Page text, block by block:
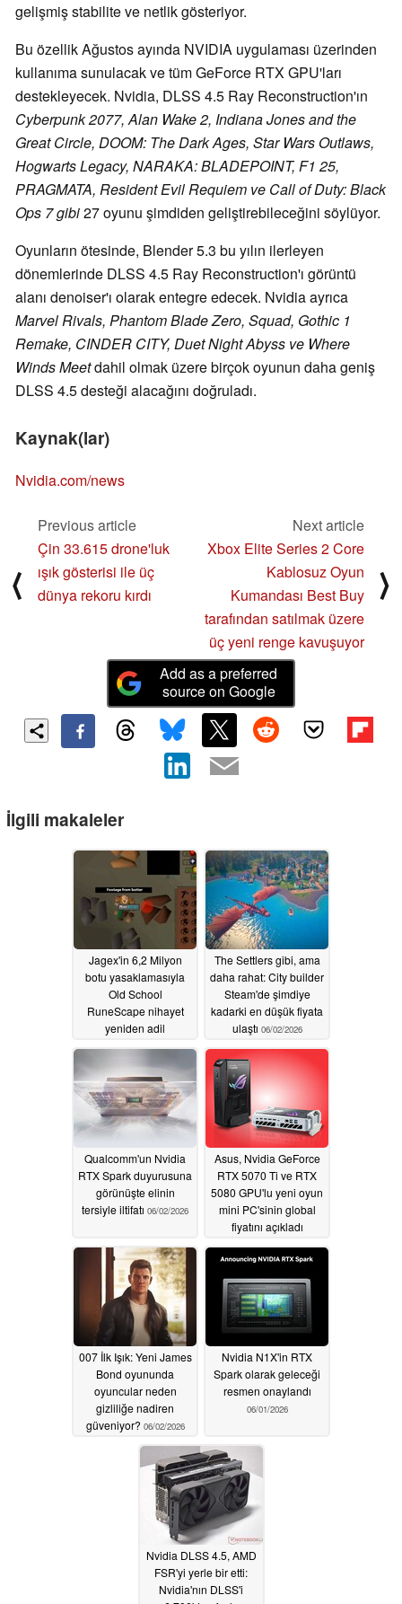
gelişmiş stabilite ve netlik gösteriyor.
Bu özellik Ağustos ayında NVIDIA uygulaması üzerinden
kullanıma sunulacak ve tüm GeForce RTX GPU'ları
destekleyecek. Nvidia, DLSS 4.5 Ray Reconstruction'ın
Cyberpunk 2077, Alan Wake 2, Indiana Jones and the
Great Circle, DOOM: The Dark Ages, Star Wars Outlaws,
Hogwarts Legacy, NARAKA: BLADEPOINT, F1 25,
PRAGMATA, Resident Evil Requiem ve Call of Duty: Black
Ops 7 gibi27 oyunu şimdiden geliştirebileceğini söylüyor.
Oyunların ötesinde, Blender 5.3 bu yılın ilerleyen
dönemlerinde DLSS 4.5 Ray Reconstruction'ı görüntü
alanı denoiser'ı olarak entegre edecek. Nvidia ayrıca
Marvel Rivals, Phantom Blade Zero, Squad, Gothic 1
Remake, CINDER CITY, Duet Night Abyss ve Where
Winds Meetdahil olmak üzere birçok oyunun daha geniş
DLSS 4.5 desteği alacağını doğruladı.
Kaynak(lar)
Nvidia.com/news
⟨
Previous article
Çin 33.615 drone'luk
ışık gösterisi ile üç
dünya rekoru kırdı
Next article
Xbox Elite Series 2 Core
Kablosuz Oyun
Kumandası Best Buy
tarafından satılmak üzere
üç yeni renge kavuşuyor
⟩
Add as a preferred
source on Google
İlgili makaleler
Jagex'in 6,2 Milyon
botu yasaklamasıyla
Old School
RuneScape nihayet
yeniden adil
06/02/2026
The Settlers gibi, ama
daha rahat: City builder
Steam'de şimdiye
kadarki en düşük fiyata
ulaştı 06/02/2026
Qualcomm'un Nvidia
RTX Spark duyurusuna
görünüşte elinin
tersiyle iltifatı 06/02/2026
Asus, Nvidia GeForce
RTX 5070 Ti ve RTX
5080 GPU'lu yeni oyun
mini PC'sinin global
fiyatını açıkladı
06/02/2026
007 İlk Işık: Yeni James
Bond oyununda
oyuncular neden
gizliliğe nadiren
güveniyor? 06/02/2026
Nvidia N1X'in RTX
Spark olarak geleceği
resmen onaylandı
06/01/2026
Nvidia DLSS 4.5, AMD
FSR'yi yerle bir etti:
Nvidia'nın DLSS'i